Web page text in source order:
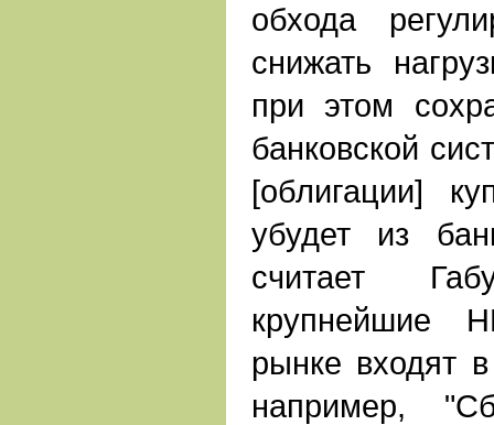
обхода
снижать
при этом
банковской
[облигации]
убудет из
считает
крупнейшие
рынке входят
например,